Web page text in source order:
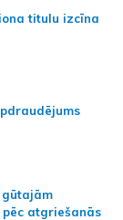
titulu izcīna
gūtajām
atgriešanās